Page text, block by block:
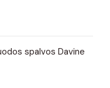
spalvos Davine